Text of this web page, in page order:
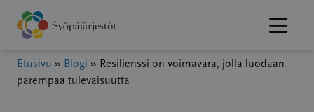
Hyppää
sisältöön
Etusivu » Blogi » Resilienssi on voimavara, jolla luodaan
parempaa tulevaisuutta